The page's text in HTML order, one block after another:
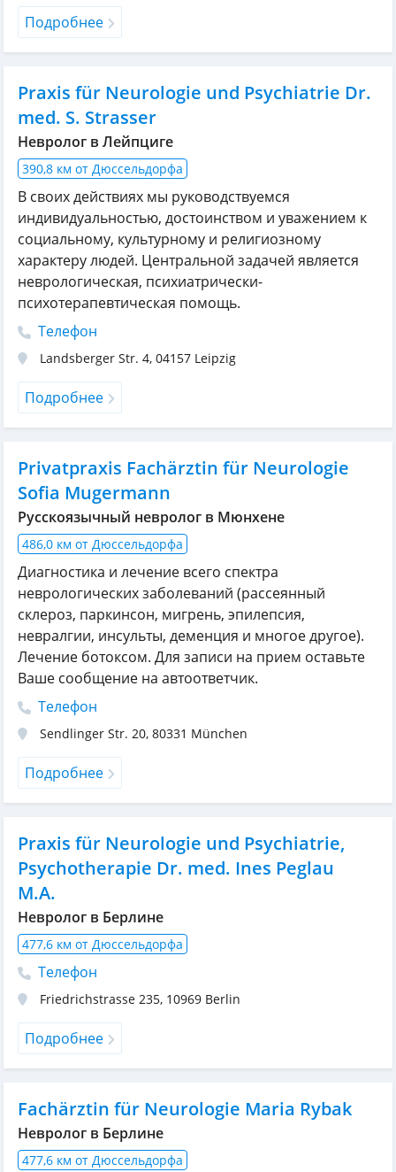
Подробнее
Praxis für Neurologie und Psychiatrie Dr.
med. S. Strasser
Невролог в Лейпциге
390,8 км от Дюссельдорфа
В своих действиях мы руководствуемся
индивидуальностью, достоинством и уважением к
социальному, культурному и религиозному
характеру людей. Центральной задачей является
неврологическая, психиатрически-
психотерапевтическая помощь.
Телефон
Landsberger Str. 4, 04157 Leipzig
Подробнее
Privatpraxis Fachärztin für Neurologie
Sofia Mugermann
Русскоязычный невролог в Мюнхене
486,0 км от Дюссельдорфа
Диагностика и лечение всего спектра
неврологических заболеваний (рассеянный
склероз, паркинсон, мигрень, эпилепсия,
невралгии, инсульты, деменция и многое другое).
Лечение ботоксом. Для записи на прием оставьте
Ваше сообщение на автоответчик.
Телефон
Sendlinger Str. 20, 80331 München
Подробнее
Praxis für Neurologie und Psychiatrie,
Psychotherapie Dr. med. Ines Peglau
M.A.
Невролог в Берлине
477,6 км от Дюссельдорфа
Телефон
Friedrichstrasse 235, 10969 Berlin
Подробнее
Fachärztin für Neurologie Maria Rybak
Невролог в Берлине
477,6 км от Дюссельдорфа